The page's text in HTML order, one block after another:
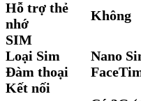
Hỗ trợ thẻ
nhớ
Không
SIM
Loại Sim
Nano
Đàm thoại
Kết nối